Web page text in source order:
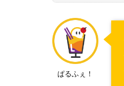
ぱるふぇ！